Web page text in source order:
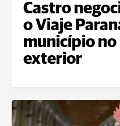
Castro
o Viaje
município no
exterior